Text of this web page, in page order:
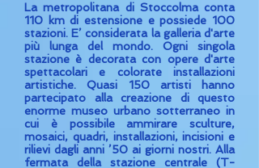
La metropolitana di Stoccolma conta
110 km di estensione e possiede 100
stazioni. E’ considerata la galleria d'arte
più lunga del mondo. Ogni singola
stazione è decorata con opere d'arte
spettacolari e colorate installazioni
artistiche. Quasi 150 artisti hanno
partecipato alla creazione di questo
enorme museo urbano sotterraneo in
cui è possibile ammirare sculture,
mosaici, quadri, installazioni, incisioni e
rilievi dagli anni ’50 ai giorni nostri. Alla
fermata della stazione centrale (T-